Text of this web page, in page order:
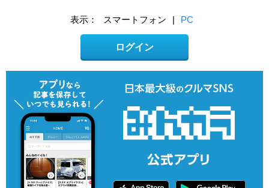
表示： スマートフォン | PC
ログイン